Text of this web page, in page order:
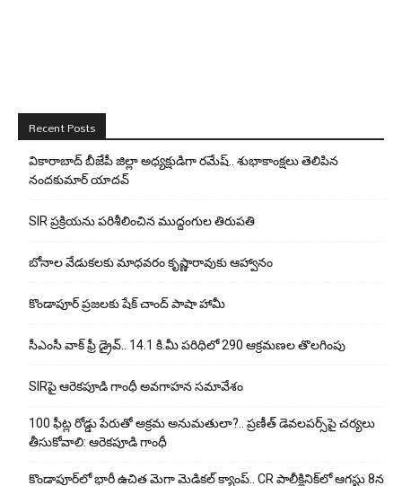
Recent Posts
వికారాబాద్ బీజేపీ జిల్లా అధ్యక్షుడిగా రమేష్‌.. శుభాకాంక్షలు తెలిపిన
నందకుమార్ యాదవ్
SIR ప్రక్రియను పరిశీలించిన ముద్దంగుల తిరుపతి
బోనాల వేడుకలకు మాధవరం కృష్ణారావుకు ఆహ్వానం
కొండాపూర్ ప్రజలకు షేక్ చాంద్ పాషా హామీ
సీఎంసీ వాక్ ఫ్రీ డ్రైవ్.. 14.1 కి.మీ పరిధిలో 290 ఆక్రమణల తొలగింపు
SIRపై ఆరెకపూడి గాంధీ అవగాహన సమావేశం
100 ఫీట్ల రోడ్డు పేరుతో అక్రమ అనుమతులా?.. ప్రణీత్ డెవలపర్స్‌పై చర్యలు
తీసుకోవాలి: ఆరెకపూడి గాంధీ
కొండాపూర్‌లో భారీ ఉచిత మెగా మెడికల్ క్యాంప్.. CR పాలీక్లినిక్‌లో ఆగస్టు 8న